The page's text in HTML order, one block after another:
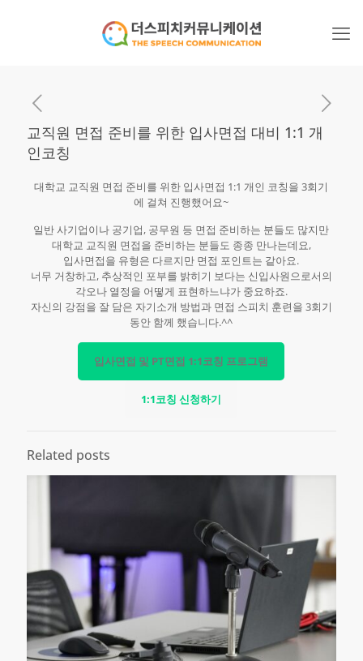
교직원 면접 준비를 위한 입사면접 대비 1:1 개
인코칭
대학교 교직원 면접 준비를 위한 입사면접 1:1 개인 코칭을 3회기
에 걸쳐 진행했어요~
일반 사기업이나 공기업, 공무원 등 면접 준비하는 분들도 많지만
대학교 교직원 면접을 준비하는 분들도 종종 만나는데요,
입사면접을 유형은 다르지만 면접 포인트는 같아요.
너무 거창하고, 추상적인 포부를 밝히기 보다는 신입사원으로서의
각오나 열정을 어떻게 표현하느냐가 중요하죠.
자신의 강점을 잘 담은 자기소개 방법과 면접 스피치 훈련을 3회기
동안 함께 했습니다.^^
입사면접 및 PT면접 1:1코칭 프로그램
1:1코칭 신청하기
Related posts